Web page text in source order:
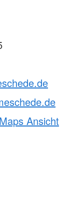
Ansicht